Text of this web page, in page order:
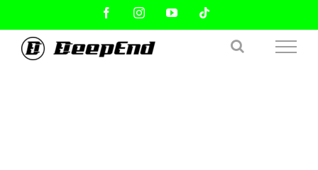
content
FacebookInstagramYouTube